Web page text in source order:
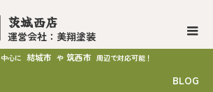
茨城西店
運営会社：美翔塗装
心に 結城市 や 筑西市 周辺で対応可能！
BLOG